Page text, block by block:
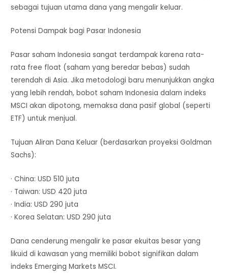
sebagai tujuan utama dana yang mengalir keluar.
Potensi Dampak bagi Pasar Indonesia
Pasar saham Indonesia sangat terdampak karena rata-
rata free float (saham yang beredar bebas) sudah
terendah di Asia. Jika metodologi baru menunjukkan angka
yang lebih rendah, bobot saham Indonesia dalam indeks
MSCI akan dipotong, memaksa dana pasif global (seperti
ETF) untuk menjual.
Tujuan Aliran Dana Keluar (berdasarkan proyeksi Goldman
Sachs):
· China: USD 510 juta
· Taiwan: USD 420 juta
· India: USD 290 juta
· Korea Selatan: USD 290 juta
Dana cenderung mengalir ke pasar ekuitas besar yang
likuid di kawasan yang memiliki bobot signifikan dalam
indeks Emerging Markets MSCI.